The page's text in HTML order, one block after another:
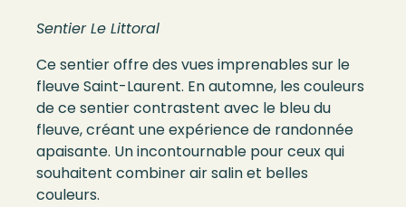
Sentier Le Littoral
Ce sentier offre des vues imprenables sur le
fleuve Saint-Laurent. En automne, les couleurs
de ce sentier contrastent avec le bleu du
fleuve, créant une expérience de randonnée
apaisante. Un incontournable pour ceux qui
souhaitent combiner air salin et belles
couleurs.